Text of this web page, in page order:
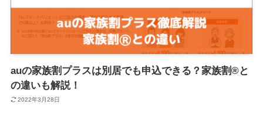
auの家族割プラスは別居でも申込できる？家族割®️と
の違いも解説！
2022年3月28日